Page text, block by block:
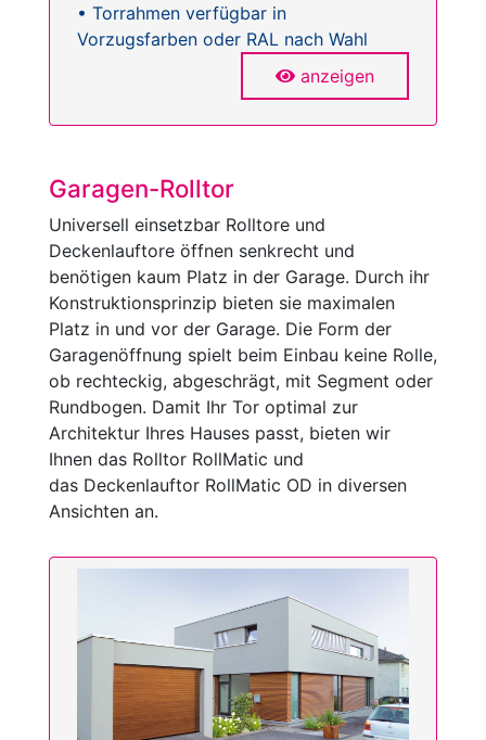
• Torrahmen verfügbar in
Vorzugsfarben oder RAL nach Wahl
anzeigen
Garagen-Rolltor
Universell einsetzbar Rolltore und
Deckenlauftore öffnen senkrecht und
benötigen kaum Platz in der Garage. Durch ihr
Konstruktionsprinzip bieten sie maximalen
Platz in und vor der Garage. Die Form der
Garagenöffnung spielt beim Einbau keine Rolle,
ob rechteckig, abgeschrägt, mit Segment oder
Rundbogen. Damit Ihr Tor optimal zur
Architektur Ihres Hauses passt, bieten wir
Ihnen das Rolltor RollMatic und
das Deckenlauftor RollMatic OD in diversen
Ansichten an.